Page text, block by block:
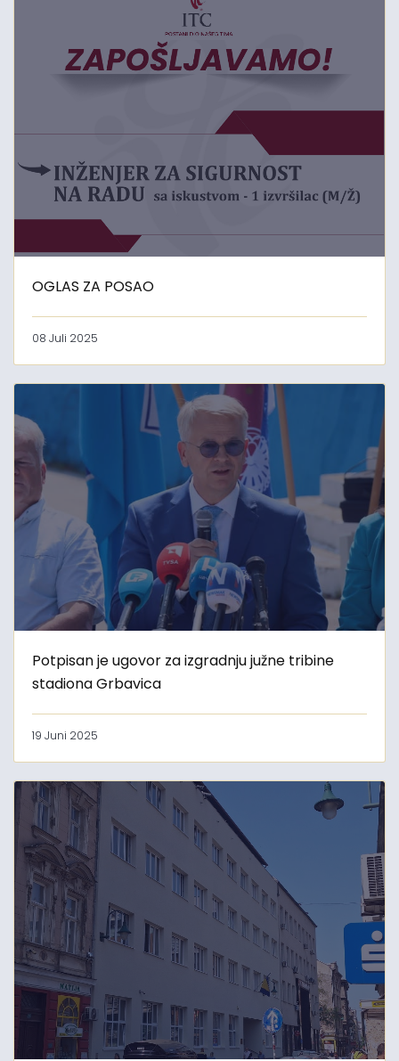
OGLAS ZA POSAO
08 Juli 2025
Potpisan je ugovor za izgradnju južne tribine
stadiona Grbavica
19 Juni 2025